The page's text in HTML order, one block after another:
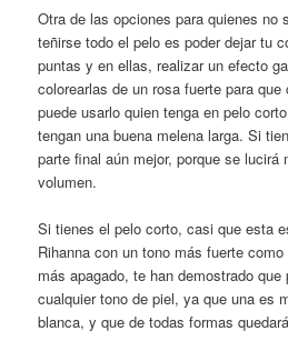
Otra de las opciones para quienes no
teñirse todo el pelo es poder dejar tu
puntas y en ellas, realizar un efecto
colorearlas de un rosa fuerte para
puede usarlo quien tenga en pelo
tengan una buena melena larga. Si
parte final aún mejor, porque se
volumen.
Si tienes el pelo corto, casi que esta
Rihanna con un tono más fuerte
más apagado, te han demostrado
cualquier tono de piel, ya que una es
blanca, y que de todas formas